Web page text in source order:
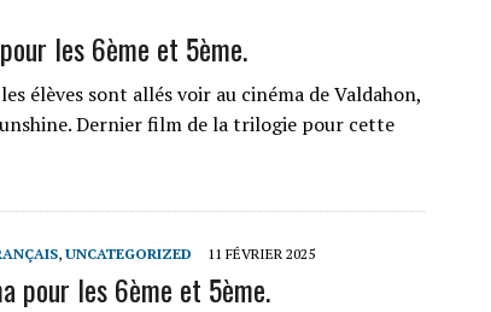
les 6ème et 5ème.
élèves sont allés voir au cinéma de Valdahon,
Dernier film de la trilogie pour cette
, UNCATEGORIZED 11 FÉVRIER 2025
pour les 6ème et 5ème.